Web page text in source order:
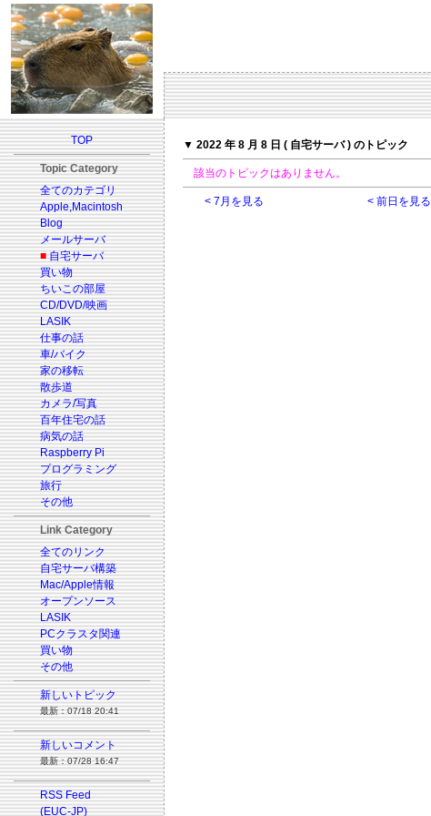
TOP
Topic Category
全てのカテゴリ
Apple,Macintosh
Blog
メールサーバ
■ 自宅サーバ
買い物
ちいこの部屋
CD/DVD/映画
LASIK
仕事の話
車/バイク
家の移転
散歩道
カメラ/写真
百年住宅の話
病気の話
Raspberry Pi
プログラミング
旅行
その他
Link Category
全てのリンク
自宅サーバ構築
Mac/Apple情報
オープンソース
LASIK
PCクラスタ関連
買い物
その他
新しいトピック
最新：07/18 20:41
新しいコメント
最新：07/28 16:47
RSS Feed
(EUC-JP)
▼ 2022 年 8 月 8 日 ( 自宅サーバ ) のトピック
該当のトピックはありません。
< 7月を見る < 前日を見る